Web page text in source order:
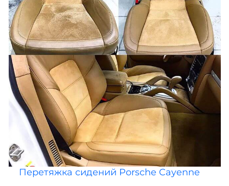
Перетяжка сидений Porsche Cayenne